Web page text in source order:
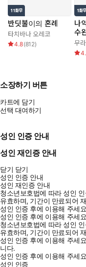
반딧불이의 혼례
타치바나 오레코
4.8(812)
나
수
기
무
소장하기 버튼
카트에 담기
선택 대여하기
성인 인증 안내
성인 재인증 안내
닫기 닫기
성인 인증 안내
성인 재인증 안내
청소년보호법에 따라 성인
유효하며, 기간이 만료되어
성인 인증 후에 이용해 주세
성인 인증 후에 이용해 주세
청소년보호법에 따라 성인
유효하며, 기간이 만료되어
성인 인증 후에 이용해 주세
니다.
성인 인증 후에 이용해 주세
성인 인증